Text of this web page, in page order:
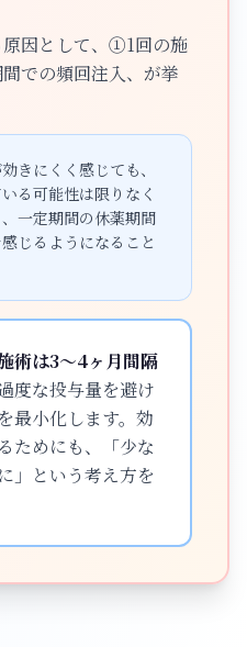
因として、①1回の施
での頻回注入、が挙
きにくく感じても、
る可能性は限りなく
一定期間の休薬期間
じるようになること
術は3〜4ヶ月間隔
度な投与量を避け
最小化します。効
ためにも、「少な
」という考え方を